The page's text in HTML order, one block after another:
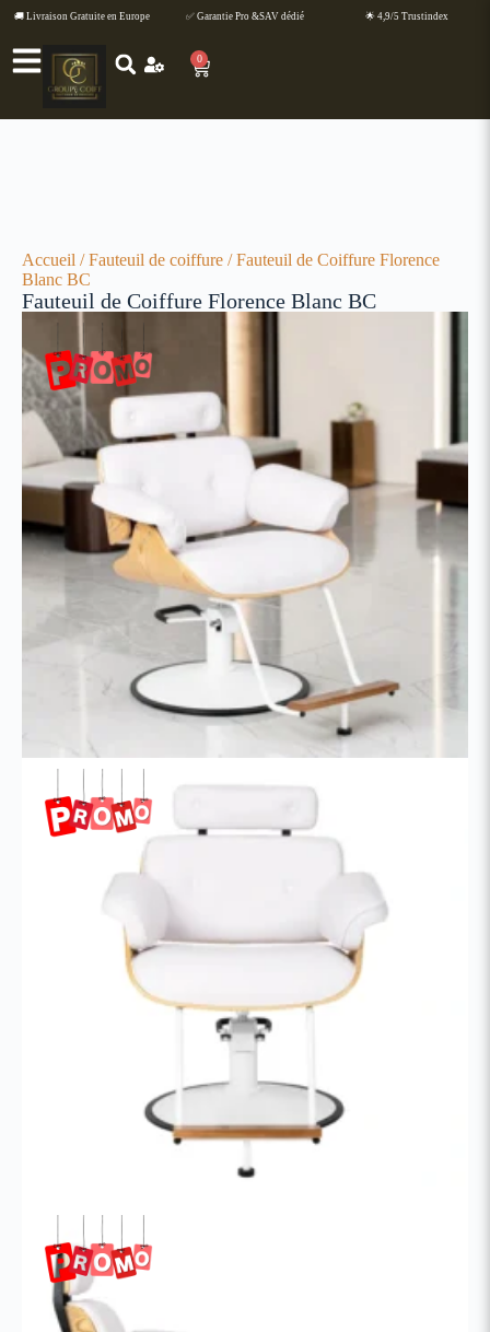
🚚 Livraison Gratuite en Europe ✅ Garantie Pro &SAV dédié 🌟 4,9/5 Trustindex
0
Accueil /Fauteuil de coiffure / Fauteuil de Coiffure Florence
Blanc BC
Fauteuil de Coiffure Florence Blanc BC